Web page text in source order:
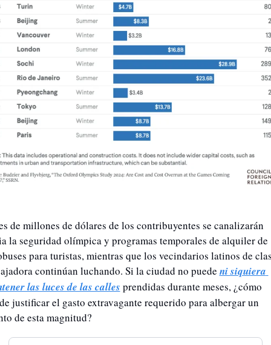
de millones de dólares de los contribuyentes se canalizarán
la seguridad olímpica y programas temporales de alquiler de
para turistas, mientras que los vecindarios latinos de
continúan luchando. Si la ciudad no puede ni siquiera
las luces de las calles prendidas durante meses, ¿cómo
justificar el gasto extravagante requerido para albergar un
de esta magnitud?